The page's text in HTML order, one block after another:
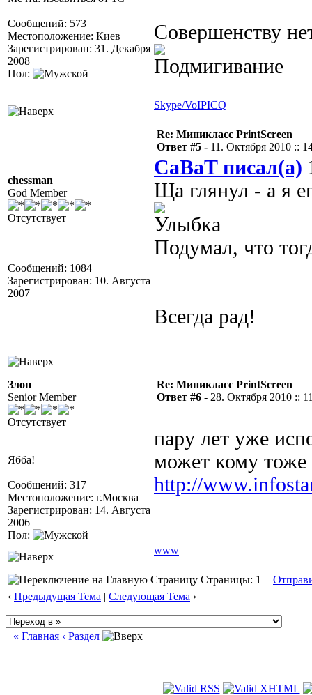
Сообщений: 573
Местоположение: Киев
Зарегистрирован: 31. Декабря
2008
Пол:
Совершенству
Skype/VoIPICQ
chessman
God Member
Отсутствует
Сообщений: 1084
Зарегистрирован: 10. Августа
2007
Re: Миникласс PrintScreen
Ответ #5 - 11. Октября 2010 ::
CaBaT писал(а)
Ща глянул - а я
Подумал, что
Всегда рад!
Злоп
Senior Member
Отсутствует
Ябба!
Сообщений: 317
Местоположение: г.Москва
Зарегистрирован: 14. Августа
2006
Пол:
Re: Миникласс PrintScreen
Ответ #6 - 28. Октября 2010 ::
пару лет уже
может кому
http://
www
Страницы: 1
‹ Предыдущая Тема | Следующая Тема ›
« Главная ‹ Раздел